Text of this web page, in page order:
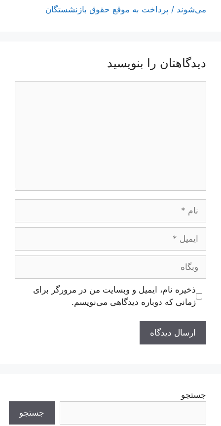
می‌شوند / پرداخت به موقع حقوق بازنشستگان
دیدگاهتان را بنویسید
ایمیل
وبگاه
ذخیره نام، ایمیل و وبسایت من در مرورگر برای
زمانی که دوباره دیدگاهی می‌نویسم.
جستجو
جستجو